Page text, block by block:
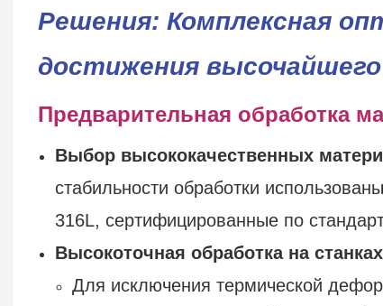
Решения: Комплексная
достижения высочайшего
Предварительная обработка
Выбор высококачественных
стабильности обработки
316L, сертифицированные по
Высокоточная обработка на
Для исключения термической